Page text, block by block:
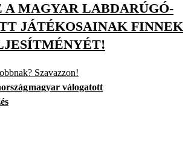
A MAGYAR LABDARÚGÓ-
JÁTÉKOSAINAK FINNEK
Szavazzon!
magyar válogatott